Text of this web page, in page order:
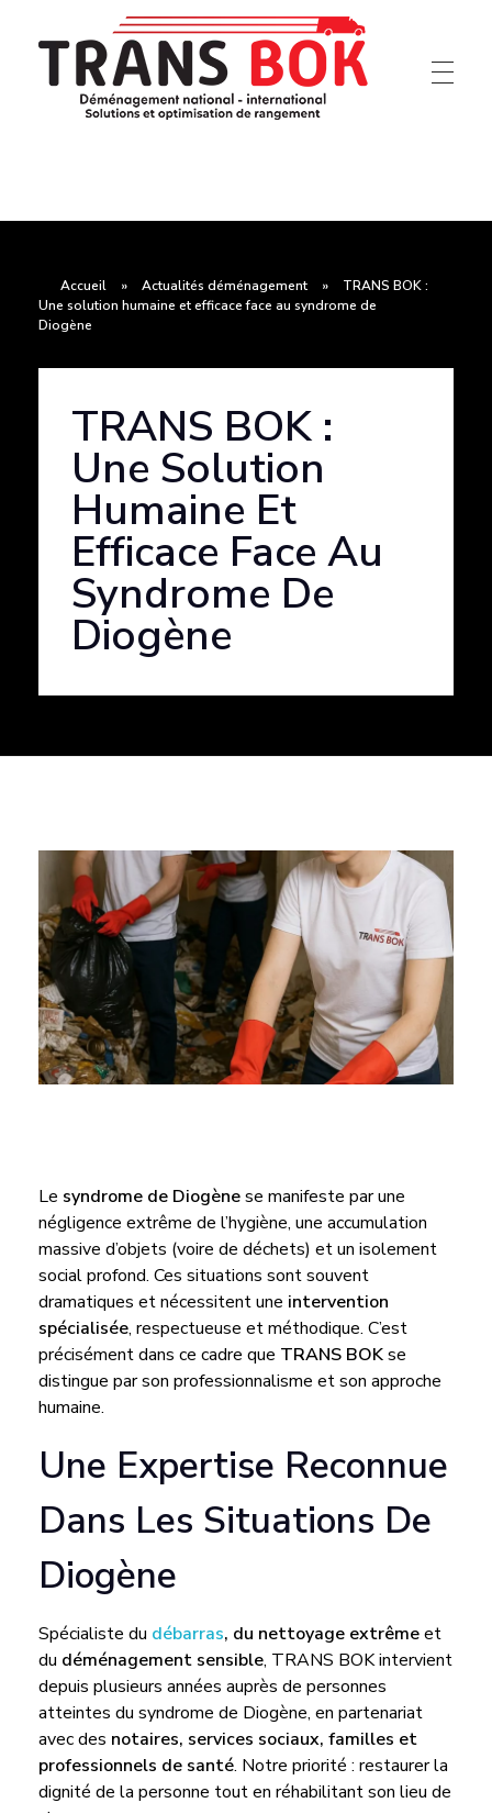
Accueil » Actualités déménagement »
TRANS BOK :
Une solution humaine et efficace face au syndrome de
Diogène
TRANS BOK :
Une Solution
Humaine Et
Efficace Face Au
Syndrome De
Diogène
T
R
A
N
S
B
O
K
:
U
N
Le syndrome de Diogènese manifeste par une
négligence extrême de l’hygiène, une accumulation
massive d’objets (voire de déchets) et un isolement
social profond. Ces situations sont souvent
dramatiques et nécessitent une intervention
spécialisée, respectueuse et méthodique. C’est
précisément dans ce cadre que TRANS BOKse
distingue par son professionnalisme et son approche
humaine.
Une Expertise Reconnue
Dans Les Situations De
Diogène
Spécialiste du débarras, du nettoyage extrêmeet
du déménagement sensible, TRANS BOK intervient
depuis plusieurs années auprès de personnes
atteintes du syndrome de Diogène, en partenariat
avec des notaires, services sociaux, familles et
professionnels de santé. Notre priorité : restaurer la
dignité de la personne tout en réhabilitant son lieu de